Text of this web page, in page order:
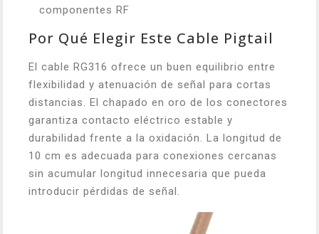
componentes RF
Por Qué Elegir Este Cable Pigtail
El cable RG316 ofrece un buen equilibrio entre
flexibilidad y atenuación de señal para cortas
distancias. El chapado en oro de los conectores
garantiza contacto eléctrico estable y
durabilidad frente a la oxidación. La longitud de
10 cm es adecuada para conexiones cercanas
sin acumular longitud innecesaria que pueda
introducir pérdidas de señal.